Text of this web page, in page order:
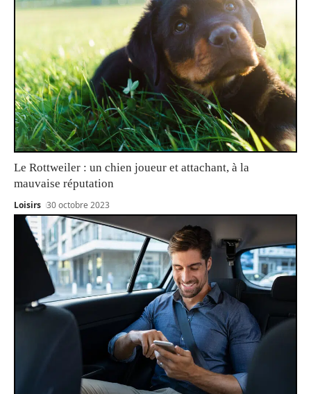
Le Rottweiler : un chien joueur et attachant, à la
mauvaise réputation
Loisirs 30 octobre 2023